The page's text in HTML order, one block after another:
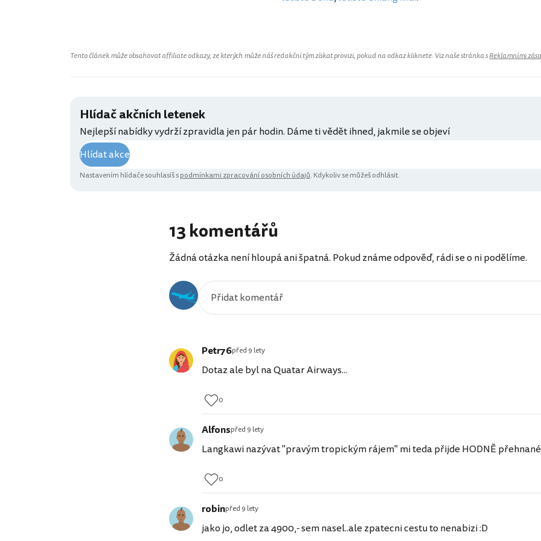
Tento článek může obsahovat affiliate odkazy, ze kterých může náš redakční tým získat provizi, pokud na odkaz kliknete. Viz naše stránka sReklamními
Hlídač akčních letenek
Nejlepší nabídky vydrží zpravidla jen pár hodin. Dáme ti vědět ihned, jakmile se objeví
Hlídat akce
Nastavením hlídače souhlasíš spodmínkami zpracování osobních údajů. Kdykoliv se můžeš odhlásit.
13 komentářů
Žádná otázka není hloupá ani špatná. Pokud známe odpověď, rádi se o ni podělíme.
Petr76před 9 lety
Dotaz ale byl na Quatar Airways...
0
Alfonspřed 9 lety
Langkawi nazývat "pravým tropickým rájem" mi teda přijde HODNĚ přehnané
0
robinpřed 9 lety
jako jo, odlet za 4900,- sem nasel..ale zpatecni cestu to nenabizi :D